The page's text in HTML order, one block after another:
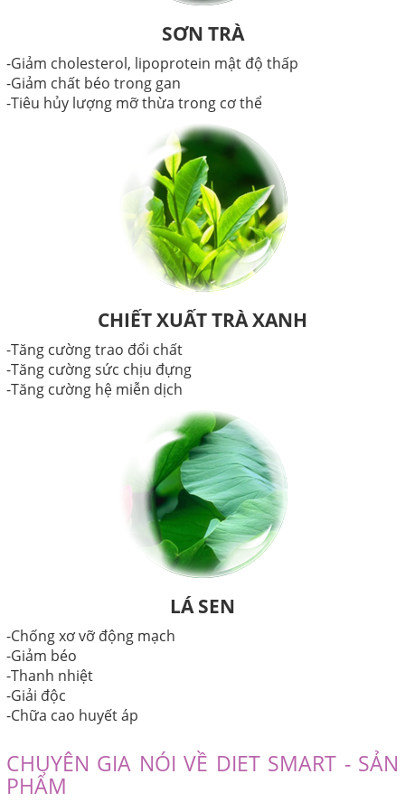
SƠN TRÀ
-Giảm cholesterol, lipoprotein mật độ thấp
-Giảm chất béo trong gan
-Tiêu hủy lượng mỡ thừa trong cơ thể
CHIẾT XUẤT TRÀ XANH
-Tăng cường trao đổi chất
-Tăng cường sức chịu đựng
-Tăng cường hệ miễn dịch
LÁ SEN
-Chống xơ vỡ động mạch
-Giảm béo
-Thanh nhiệt
-Giải độc
-Chữa cao huyết áp
CHUYÊN GIA NÓI VỀ DIET SMART - SẢN
PHẨM